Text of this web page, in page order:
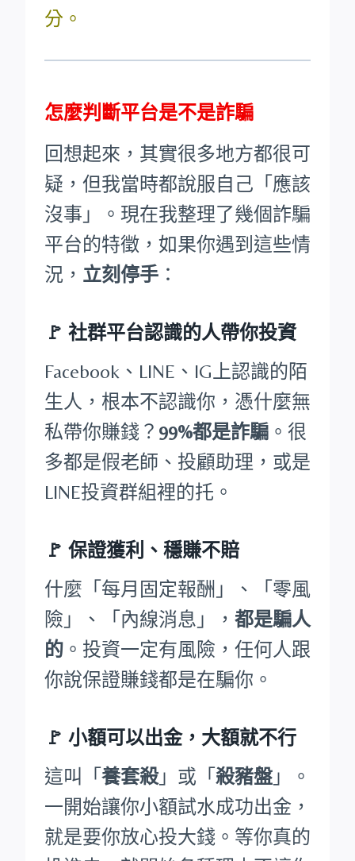
分。
怎麼判斷平台是不是詐騙
回想起來，其實很多地方都很可
疑，但我當時都說服自己「應該
沒事」。現在我整理了幾個詐騙
平台的特徵，如果你遇到這些情
況， 立刻停手 ：
🚩 社群平台認識的人帶你投資
Facebook、LINE、IG上認識的陌
生人，根本不認識你，憑什麼無
私帶你賺錢？ 99%都是詐騙 。很
多都是假老師、投顧助理，或是
LINE投資群組裡的托。
🚩 保證獲利、穩賺不賠
什麼「每月固定報酬」、「零風
險」、「內線消息」， 都是騙人
的 。投資一定有風險，任何人跟
你說保證賺錢都是在騙你。
🚩 小額可以出金，大額就不行
這叫「 養套殺」或「 殺豬盤 」。
一開始讓你小額試水成功出金，
就是要你放心投大錢。等你真的